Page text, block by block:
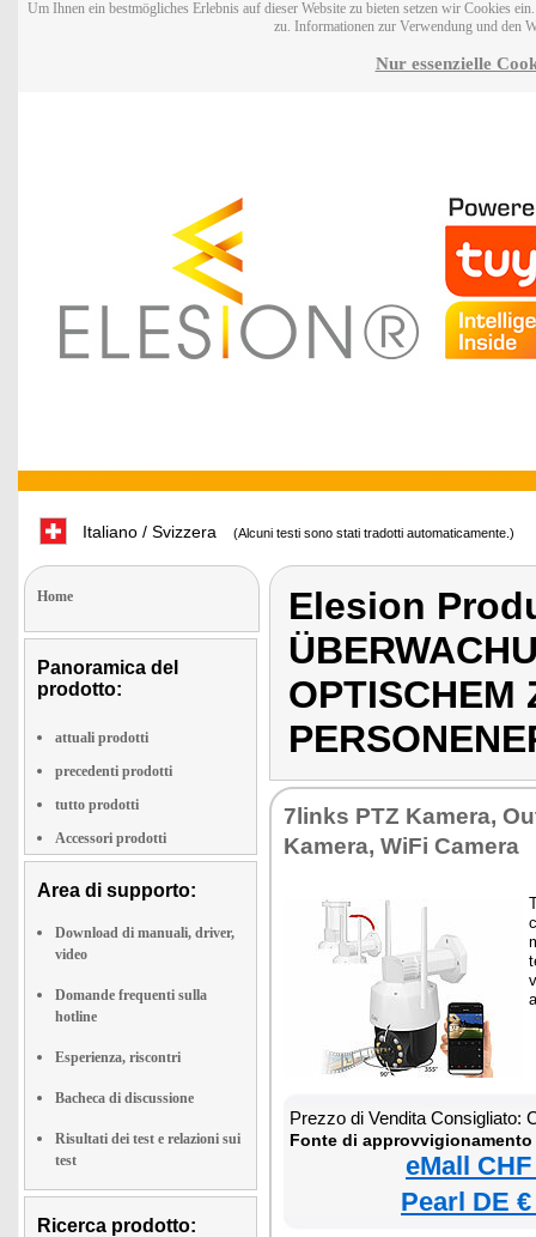
Um Ihnen ein bestmögliches Erlebnis auf dieser Website zu bieten setzen wir Cookies
zu. Informationen zur Verwendung und den
Nur essenzielle
Italiano / Svizzera (Alcuni testi sono stati tradotti automaticamente.)
Home
Panoramica del
prodotto:
attuali prodotti
precedenti prodotti
tutto prodotti
Accessori prodotti
Area di supporto:
Download di manuali, driver,
video
Domande frequenti sulla
hotline
Esperienza, riscontri
Bacheca di discussione
Risultati dei test e relazioni sui
test
Ricerca prodotto:
Elesion
OPTISCHEM
7links PTZ Kamera,
Kamera, WiFi Camera
Prezzo di Vendita Consigliato:
Fonte di
eMall
Pearl DE